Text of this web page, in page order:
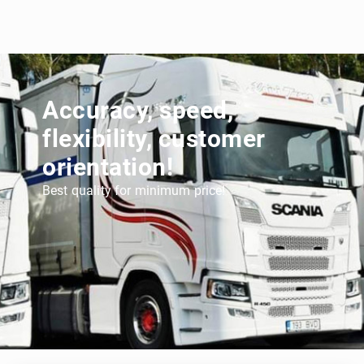
Accuracy, speed,
flexibility, customer
orientation!
Best quality for minimum price!